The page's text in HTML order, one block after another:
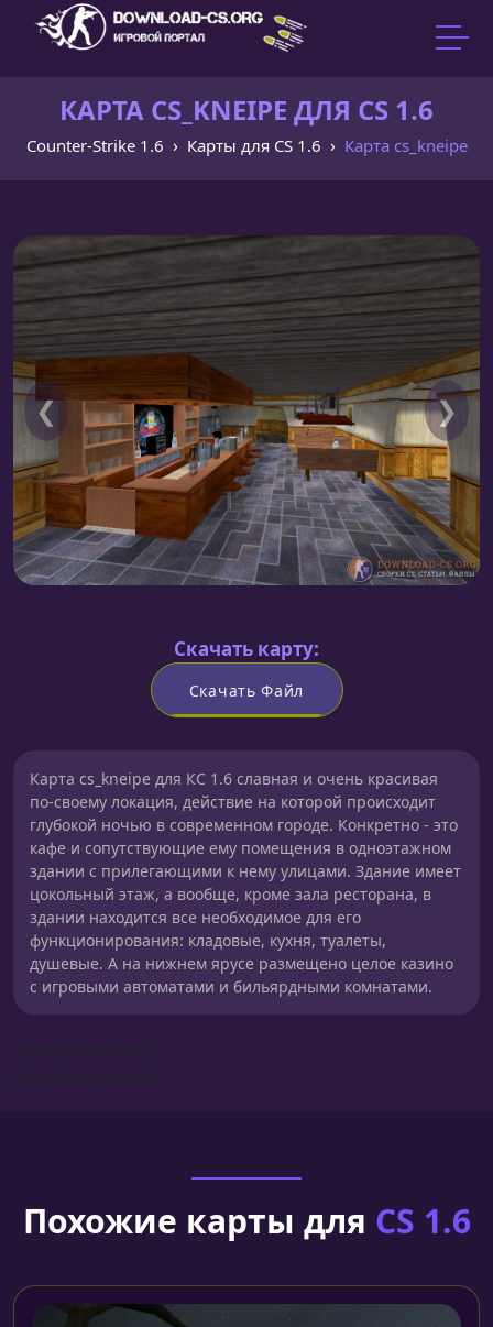
КАРТА CS_KNEIPE ДЛЯ CS 1.6
Counter-Strike 1.6 Карты для CS 1.6 Карта cs_kneipe
❮ ❯
Скачать карту:
Скачать Файл
Карта cs_kneipe для КС 1.6 славная и очень красивая
по-своему локация, действие на которой происходит
глубокой ночью в современном городе. Конкретно - это
кафе и сопутствующие ему помещения в одноэтажном
здании с прилегающими к нему улицами. Здание имеет
цокольный этаж, а вообще, кроме зала ресторана, в
здании находится все необходимое для его
функционирования: кладовые, кухня, туалеты,
душевые. А на нижнем ярусе размещено целое казино
с игровыми автоматами и бильярдными комнатами.
Похожие карты для CS 1.6